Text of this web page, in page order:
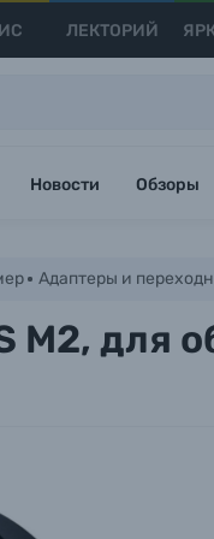
ЛЕКТОРИЙ
Новости Обзоры
Адаптеры и
M2, для